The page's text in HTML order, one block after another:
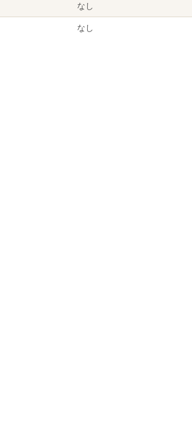
なし
なし